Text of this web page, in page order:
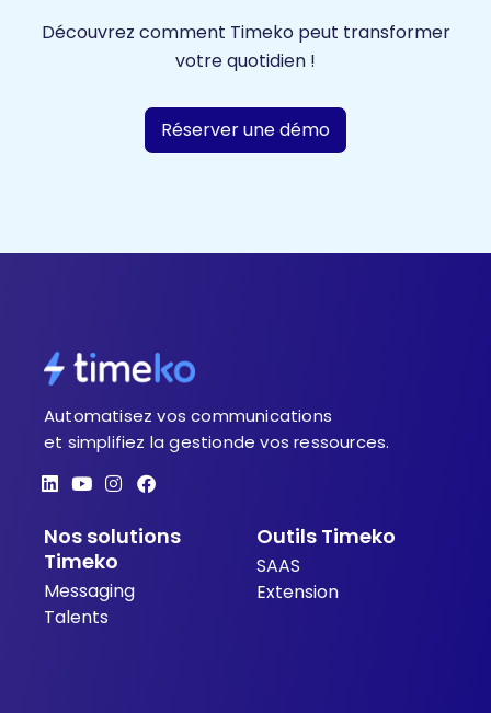
Découvrez comment Timeko peut transformer
votre quotidien !
Réserver une démo
Automatisez vos communications
et simplifiez la gestionde vos ressources.
L
i
k
e
d
i
n
Y
o
t
u
b
e
I
n
t
a
g
r
F
a
e
Nos solutions
Timeko
Messaging
Talents
Outils Timeko
SAAS
Extension